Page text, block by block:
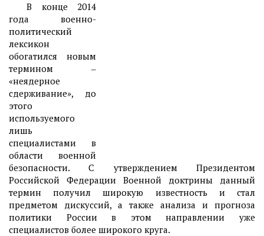
В конце 2014
года военно-
политический
лексикон
обогатился новым
термином ‒
«неядерное
сдерживание», до
этого
используемого
лишь
специалистами в
области военной
безопасности. С утверждением Президентом
Российской Федерации Военной доктрины данный
термин получил широкую известность и стал
предметом дискуссий, а также анализа и прогноза
политики России в этом направлении уже
специалистов более широкого круга.